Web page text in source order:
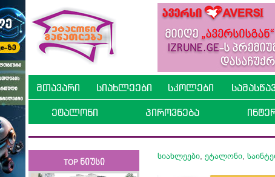
მთავარი სიახლეები სკოლები
ეტალონი პიროვნება
TOP ნიუსი
სიახლეები ეტალონი ,